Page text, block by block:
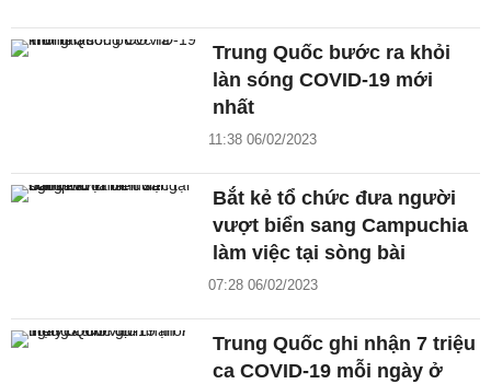
Trung Quốc bước ra khỏi
làn sóng COVID-19 mới
nhất
11:38 06/02/2023
Bắt kẻ tổ chức đưa người
vượt biển sang Campuchia
làm việc tại sòng bài
07:28 06/02/2023
Trung Quốc ghi nhận 7 triệu
ca COVID-19 mỗi ngày ở